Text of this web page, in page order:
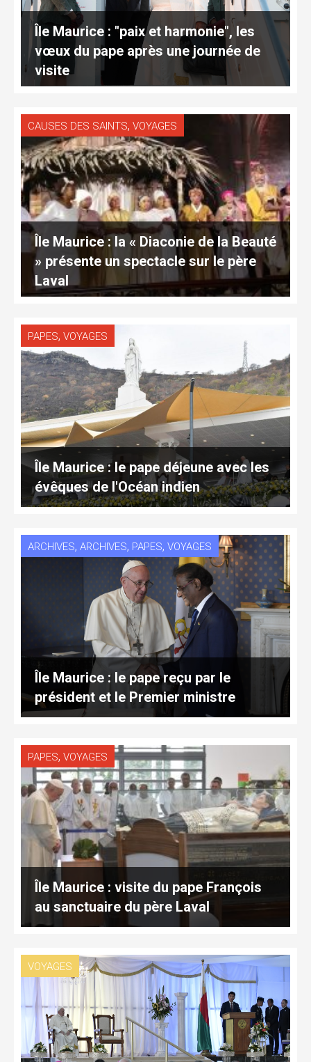
Île Maurice : "paix et harmonie", les
vœux du pape après une journée de
visite
CAUSES DES SAINTS, VOYAGES
Île Maurice : la « Diaconie de la Beauté
» présente un spectacle sur le père
Laval
PAPES, VOYAGES
Île Maurice : le pape déjeune avec les
évêques de l'Océan indien
ARCHIVES, ARCHIVES, PAPES, VOYAGES
Île Maurice : le pape reçu par le
président et le Premier ministre
PAPES, VOYAGES
Île Maurice : visite du pape François
au sanctuaire du père Laval
VOYAGES